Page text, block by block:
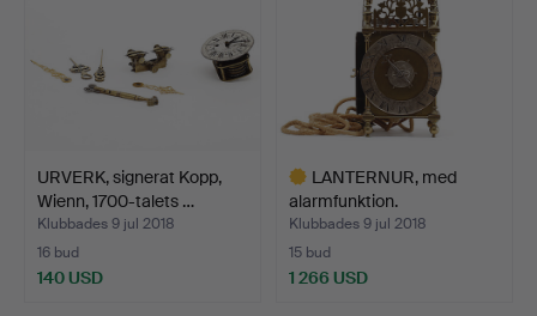
URVERK, signerat Kopp,
Wienn, 1700-talets …
Klubbades 9 jul 2018
16 bud
140 USD
LANTERNUR, med
alarmfunktion.
Mässing/silv…
Klubbades 9 jul 2018
15 bud
1 266 USD